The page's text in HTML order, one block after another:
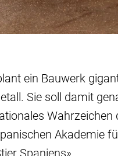
ein Bauwerk
Sie soll damit
Wahrzeichen
Akademie
Spaniens».